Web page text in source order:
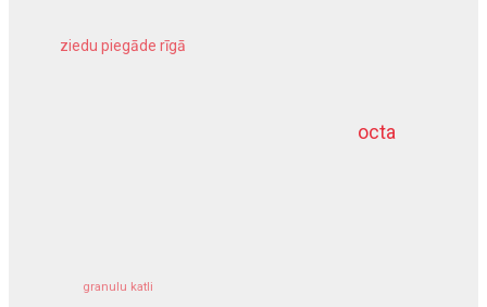
octa
ziedu piegāde rīgā
granulu katli
dziļurbums